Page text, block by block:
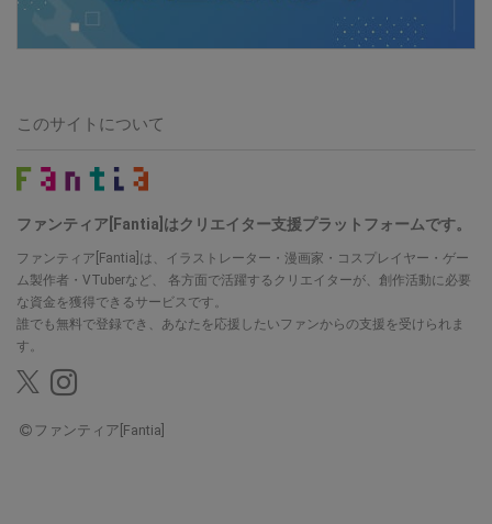
このサイトについて
ファンティア[Fantia]はクリエイター支援プラットフォームです。
ファンティア[Fantia]は、イラストレーター・漫画家・コスプレイヤー・ゲー
ム製作者・VTuberなど、
各方面で活躍するクリエイターが、創作活動に必要
な資金を獲得できるサービスです。
誰でも無料で登録でき、あなたを応援したいファンからの支援を受けられま
す。
ファンティア[Fantia]